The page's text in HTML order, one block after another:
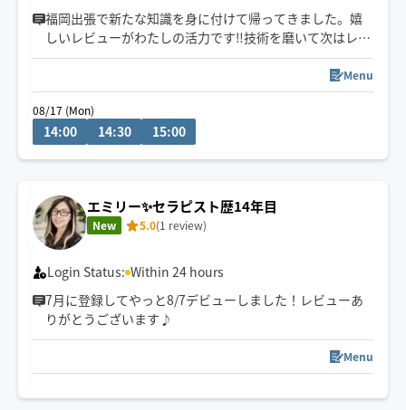
福岡出張で新たな知識を身に付けて帰ってきました。嬉
しいレビューがわたしの活力です‼︎技術を磨いて次はレビ
ュー30件を目指します✨対応可能時間外（早朝夜間も
含）でも施術が可能な場合がありますので、遠慮なく‼︎ど
んどんお問い合わせくださいね〜📩
Menu
08/17 (Mon)
14:00 14:30 15:00
エミリー✨セラピスト歴14年目
New 5.0(1 review)
Login Status: Within 24 hours
7月に登録してやっと8/7デビューしました！レビューあ
りがとうございます♪
Menu